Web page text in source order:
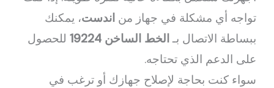
تواجه أي مشكلة في جهاز مناندست، يمكنك
ببساطة الاتصال بـالخط الساخن 19224
للحصول
على الدعم الذي تحتاجه.
سواء كنت بحاجة لإصلاح جهازك أو ترغب في